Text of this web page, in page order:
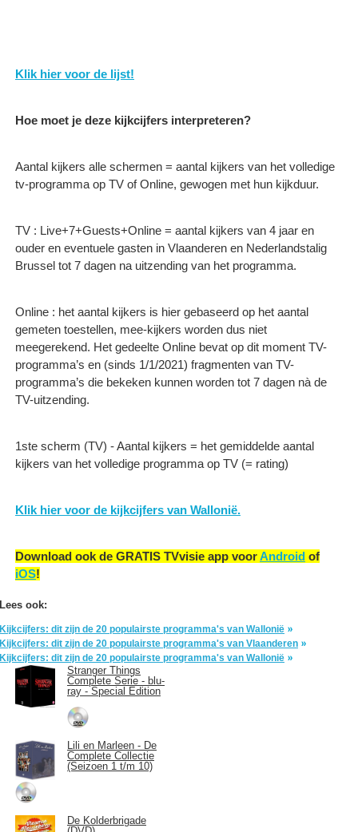
Klik hier voor de lijst!
Hoe moet je deze kijkcijfers interpreteren?
Aantal kijkers alle schermen = aantal kijkers van het volledige
tv-programma op TV of Online, gewogen met hun kijkduur.
TV : Live+7+Guests+Online = aantal kijkers van 4 jaar en
ouder en eventuele gasten in Vlaanderen en Nederlandstalig
Brussel tot 7 dagen na uitzending van het programma.
Online : het aantal kijkers is hier gebaseerd op het aantal
gemeten toestellen, mee-kijkers worden dus niet
meegerekend. Het gedeelte Online bevat op dit moment TV-
programma’s en (sinds 1/1/2021) fragmenten van TV-
programma’s die bekeken kunnen worden tot 7 dagen nà de
TV-uitzending.
1ste scherm (TV) - Aantal kijkers = het gemiddelde aantal
kijkers van het volledige programma op TV (= rating)
Klik hier voor de kijkcijfers van Wallonië.
Download ook de GRATIS TVvisie app voorAndroid of
iOS!
Lees ook:
Kijkcijfers: dit zijn de 20 populairste programma's van Wallonië
Kijkcijfers: dit zijn de 20 populairste programma's van Vlaanderen
Kijkcijfers: dit zijn de 20 populairste programma's van Wallonië
Stranger Things
Complete Serie - blu-
ray - Special Edition
Lili en Marleen - De
Complete Collectie
(Seizoen 1 t/m 10)
De Kolderbrigade